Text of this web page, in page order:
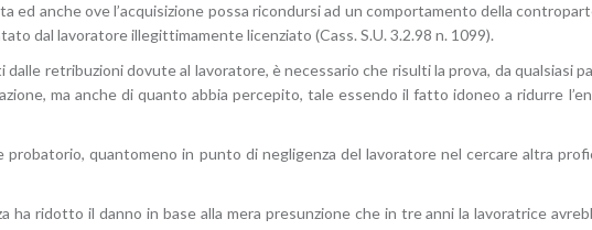
ed anche ove l’acquisizione possa ricondursi ad un comportamento della
dal lavoratore illegittimamente licenziato (Cass. S.U. 3.2.98 n. 1099).
retribuzioni dovute al lavoratore, è necessario che risulti la prova, da qualsiasi
ma anche di quanto abbia percepito, tale essendo il fatto idoneo a ridurre
quantomeno in punto di negligenza del lavoratore nel cercare altra
ha ridotto il danno in base alla mera presunzione che in tre anni la lavoratrice